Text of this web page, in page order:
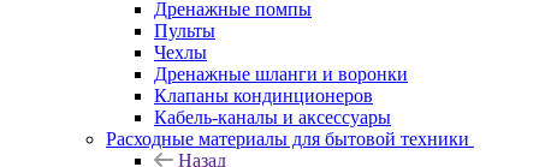
Дренажные помпы
Пульты
Чехлы
Дренажные шланги и воронки
Клапаны кондинционеров
Кабель-каналы и аксессуары
Расходные материалы для бытовой техники
Назад